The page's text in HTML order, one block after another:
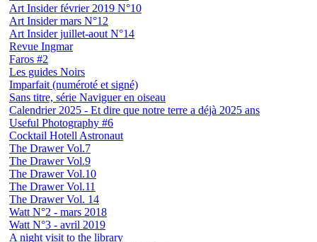
Art Insider février 2019 N°10
Art Insider mars N°12
Art Insider juillet-aout N°14
Revue Ingmar
Faros #2
Les guides Noirs
Imparfait (numéroté et signé)
Sans titre, série Naviguer en oiseau
Calendrier 2025 - Et dire que notre terre a déjà 2025 ans
Useful Photography #6
Cocktail Hotell Astronaut
The Drawer Vol.7
The Drawer Vol.9
The Drawer Vol.10
The Drawer Vol.11
The Drawer Vol. 14
Watt N°2 - mars 2018
Watt N°3 - avril 2019
A night visit to the library